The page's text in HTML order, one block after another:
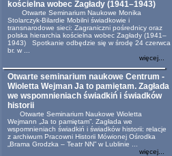
kościelna wobec Zagłady (1941–1943)
Otwarte Seminarium Naukowe Monika
Stolarczyk-Bilardie Mobilni świadkowie i
transnarodowe sieci: Zagraniczni pośrednicy oraz
polska hierarchia kościelna wobec Zagłady (1941–
1943) Spotkanie odbędzie się w środę 24 czerwca
br. w ...
więcej...
Otwarte seminarium naukowe Centrum -
Wioletta Wejman Ja to pamiętam. Zagłada
we wspomnieniach świadkiń i świadków
historii
Otwarte Seminarium Naukowe Wioletta
Wejmann „Ja to pamiętam”. Zagłada we
wspomnieniach świadkiń i świadków historii: relacje
z archiwum Pracowni Historii Mówionej Ośrodka
„Brama Grodzka – Teatr NN” w Lublinie ...
więcej...